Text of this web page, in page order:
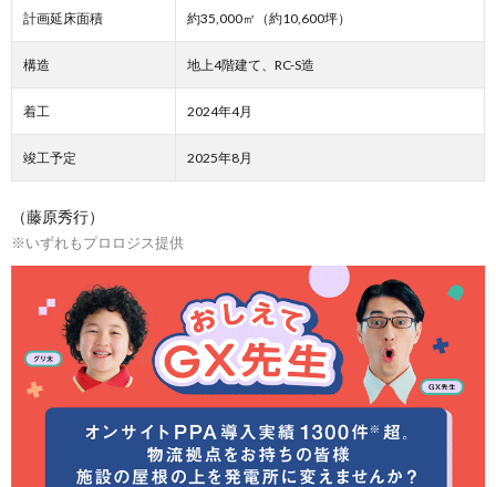
計画延床面積 約35,000㎡（約10,600坪）
構造 地上4階建て、RC-S造
着工 2024年4月
竣工予定 2025年8月
（藤原秀行）
※いずれもプロロジス提供